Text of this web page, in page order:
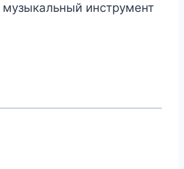
музыкальный инструмент